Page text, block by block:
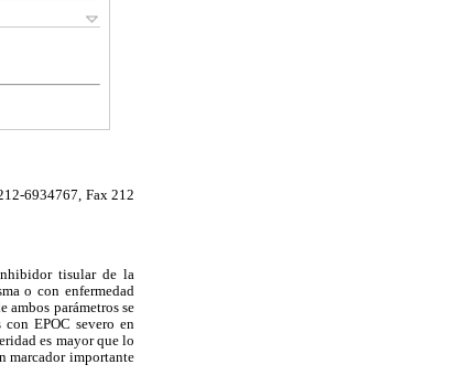
6934767, Fax 212
tisular de la
o con enfermedad
parámetros se
EPOC severo en
es mayor que lo
marcador importante